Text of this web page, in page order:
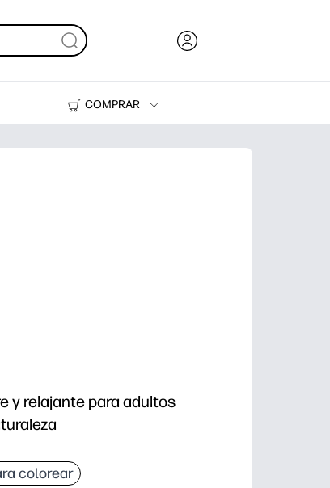
COMPRAR
Impresoras
y relajante para adultos
colorear